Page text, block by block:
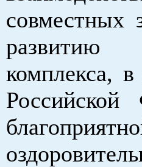
совместных
развитию
комплекса,